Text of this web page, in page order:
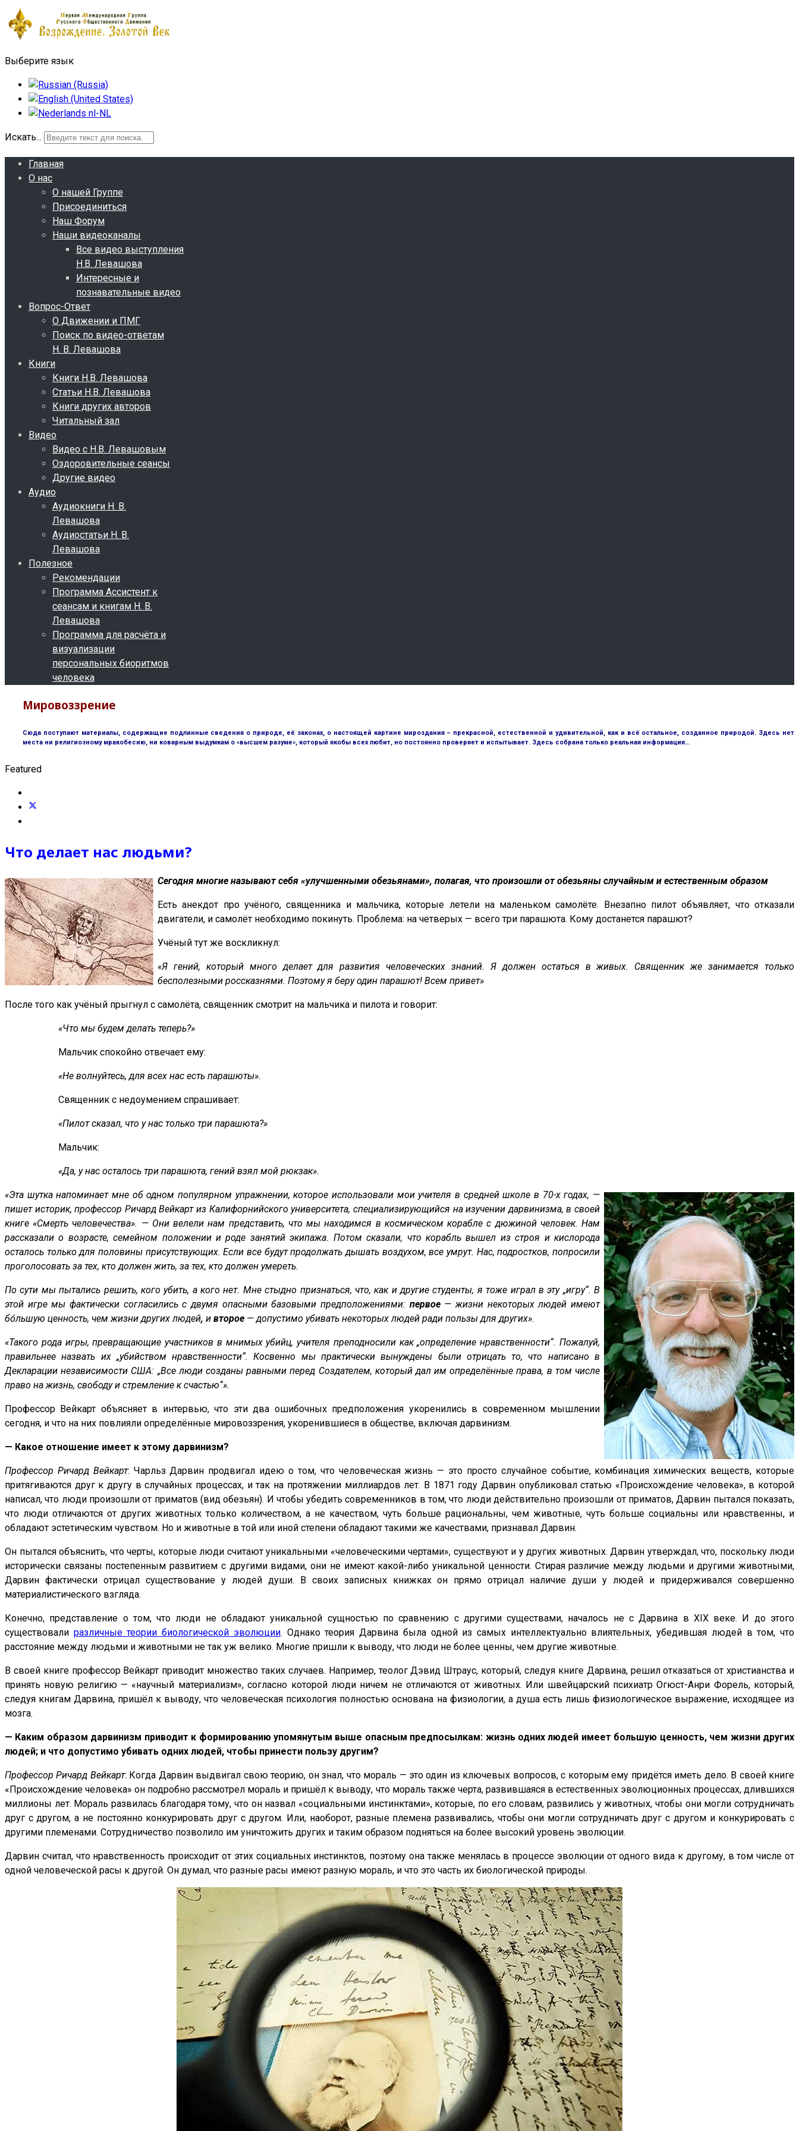
Выберите язык
Искать...
Главная
О нас
О нашей Группе
Присоединиться
Наш Форум
Наши видеоканалы
Все видео выступления
Н.В. Левашова
Интересные и
познавательные видео
Вопрос-Ответ
О Движении и ПМГ
Поиск по видео-ответам
Н. В. Левашова
Книги
Книги Н.В. Левашова
Статьи Н.В. Левашова
Книги других авторов
Читальный зал
Видео
Видео с Н.В. Левашовым
Оздоровительные сеансы
Другие видео
Аудио
Аудиокниги Н. В.
Левашова
Аудиостатьи Н. В.
Левашова
Полезное
Рекомендации
Программа Ассистент к
сеансам и книгам Н. В.
Левашова
Программа для расчёта и
визуализации
персональных биоритмов
человека
Мировоззрение
Сюда поступают материалы, содержащие подлинные сведения о природе, её законах, о настоящей картине мироздания – прекрасной, естественной и удивительной, как и всё остальное, созданное природой. Здесь нет
места ни религиозному мракобесию, ни коварным выдумкам о «высшем разуме», который якобы всех любит, но постоянно проверяет и испытывает. Здесь собрана только реальная информация…
Featured
Что делает нас людьми?
Сегодня многие называют себя «улучшенными обезьянами», полагая, что произошли от обезьяны случайным и естественным образом
Есть анекдот про учёного, священника и мальчика, которые летели на маленьком самолёте. Внезапно пилот объявляет, что отказали
двигатели, и самолёт необходимо покинуть. Проблема: на четверых — всего три парашюта. Кому достанется парашют?
Учёный тут же воскликнул:
«Я гений, который много делает для развития человеческих знаний. Я должен остаться в живых. Священник же занимается только
бесполезными россказнями. Поэтому я беру один парашют! Всем привет»
После того как учёный прыгнул с самолёта, священник смотрит на мальчика и пилота и говорит:
«Что мы будем делать теперь?»
Мальчик спокойно отвечает ему:
«Не волнуйтесь, для всех нас есть парашюты».
Священник с недоумением спрашивает:
«Пилот сказал, что у нас только три парашюта?»
Мальчик:
«Да, у нас осталось три парашюта, гений взял мой рюкзак».
«Эта шутка напоминает мне об одном популярном упражнении, которое использовали мои учителя в средней школе в 70-х годах, —
пишет историк, профессор Ричард Вейкарт из Калифорнийского университета, специализирующийся на изучении дарвинизма, в своей
книге «Смерть человечества». — Они велели нам представить, что мы находимся в космическом корабле с дюжиной человек. Нам
рассказали о возрасте, семейном положении и роде занятий экипажа. Потом сказали, что корабль вышел из строя и кислорода
осталось только для половины присутствующих. Если все будут продолжать дышать воздухом, все умрут. Нас, подростков, попросили
проголосовать за тех, кто должен жить, за тех, кто должен умереть.
По сути мы пытались решить, кого убить, а кого нет. Мне стыдно признаться, что, как и другие студенты, я тоже играл в эту „игру“. В
этой игре мы фактически согласились с двумя опасными базовыми предположениями: первое — жизни некоторых людей имеют
бо́льшую ценность, чем жизни других людей, и второе — допустимо убивать некоторых людей ради пользы для других».
«Такого рода игры, превращающие участников в мнимых убийц, учителя преподносили как „определение нравственности“. Пожалуй,
правильнее назвать их „убийством нравственности“. Косвенно мы практически вынуждены были отрицать то, что написано в
Декларации независимости США: „Все люди созданы равными перед Создателем, который дал им определённые права, в том числе
право на жизнь, свободу и стремление к счастью“».
Профессор Вейкарт объясняет в интервью, что эти два ошибочных предположения укоренились в современном мышлении
сегодня, и что на них повлияли определённые мировоззрения, укоренившиеся в обществе, включая дарвинизм.
— Какое отношение имеет к этому дарвинизм?
Профессор Ричард Вейкарт: Чарльз Дарвин продвигал идею о том, что человеческая жизнь — это просто случайное событие, комбинация химических веществ, которые
притягиваются друг к другу в случайных процессах, и так на протяжении миллиардов лет. В 1871 году Дарвин опубликовал статью «Происхождение человека», в которой
написал, что люди произошли от приматов (вид обезьян). И чтобы убедить современников в том, что люди действительно произошли от приматов, Дарвин пытался показать,
что люди отличаются от других животных только количеством, а не качеством, чуть больше рациональны, чем животные, чуть больше социальны или нравственны, и
обладают эстетическим чувством. Но и животные в той или иной степени обладают такими же качествами, признавал Дарвин.
Он пытался объяснить, что черты, которые люди считают уникальными «человеческими чертами», существуют и у других животных. Дарвин утверждал, что, поскольку люди
исторически связаны постепенным развитием с другими видами, они не имеют какой-либо уникальной ценности. Стирая различие между людьми и другими животными,
Дарвин фактически отрицал существование у людей души. В своих записных книжках он прямо отрицал наличие души у людей и придерживался совершенно
материалистического взгляда.
Конечно, представление о том, что люди не обладают уникальной сущностью по сравнению с другими существами, началось не с Дарвина в XIX веке. И до этого
существовали различные теории биологической эволюции. Однако теория Дарвина была одной из самых интеллектуально влиятельных, убедившая людей в том, что
расстояние между людьми и животными не так уж велико. Многие пришли к выводу, что люди не более ценны, чем другие животные.
В своей книге профессор Вейкарт приводит множество таких случаев. Например, теолог Дэвид Штраус, который, следуя книге Дарвина, решил отказаться от христианства и
принять новую религию — «научный материализм», согласно которой люди ничем не отличаются от животных. Или швейцарский психиатр Огюст-Анри Форель, который,
следуя книгам Дарвина, пришёл к выводу, что человеческая психология полностью основана на физиологии, а душа есть лишь физиологическое выражение, исходящее из
мозга.
— Каким образом дарвинизм приводит к формированию упомянутым выше опасным предпосылкам: жизнь одних людей имеет большую ценность, чем жизни других
людей; и что допустимо убивать одних людей, чтобы принести пользу другим?
Профессор Ричард Вейкарт: Когда Дарвин выдвигал свою теорию, он знал, что мораль — это один из ключевых вопросов, с которым ему придётся иметь дело. В своей книге
«Происхождение человека» он подробно рассмотрел мораль и пришёл к выводу, что мораль также черта, развившаяся в естественных эволюционных процессах, длившихся
миллионы лет. Мораль развилась благодаря тому, что он назвал «социальными инстинктами», которые, по его словам, развились у животных, чтобы они могли сотрудничать
друг с другом, а не постоянно конкурировать друг с другом. Или, наоборот, разные племена развивались, чтобы они могли сотрудничать друг с другом и конкурировать с
другими племенами. Сотрудничество позволило им уничтожить других и таким образом подняться на более высокий уровень эволюции.
Дарвин считал, что нравственность происходит от этих социальных инстинктов, поэтому она также менялась в процессе эволюции от одного вида к другому, в том числе от
одной человеческой расы к другой. Он думал, что разные расы имеют разную мораль, и что это часть их биологической природы.